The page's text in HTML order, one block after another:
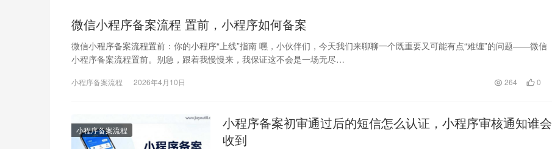
微信小程序备案流程 置前，小程序如何备案
微信小程序备案流程置前：你的小程序“上线”指南 嘿，小伙伴们，今天我们来聊聊一个既重要又可能有点“难缠”的问题——微信
小程序备案流程置前。别急，跟着我慢慢来，我保证这不会是一场无尽…
小程序备案流程 2026年4月10日 264 0
小程序备案流程
小程序备案初审通过后的短信怎么认证，小程序审核通知谁会
收到